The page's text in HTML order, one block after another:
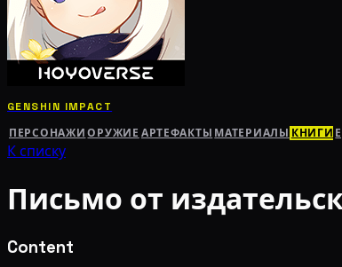
GENSHIN IMPACT
ПЕРСОНАЖИ ОРУЖИЕ АРТЕФАКТЫ МАТЕРИАЛЫ КНИГИ
К списку
Письмо от
Content